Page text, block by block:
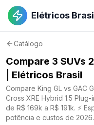
Elétricos
Catálogo
Compare 3 SUVs
| Elétricos Brasil
Compare King GL vs GAC
Cross XRE Hybrid 1.5
de R$ 169k a R$ 191k. ⚡
potência e custos de